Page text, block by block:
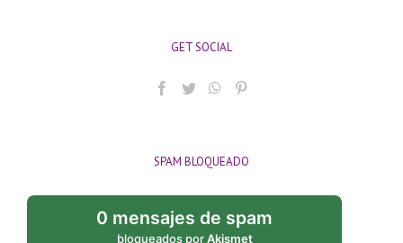
GET SOCIAL
SPAM BLOQUEADO
0 mensajes de spam
bloqueados porAkismet